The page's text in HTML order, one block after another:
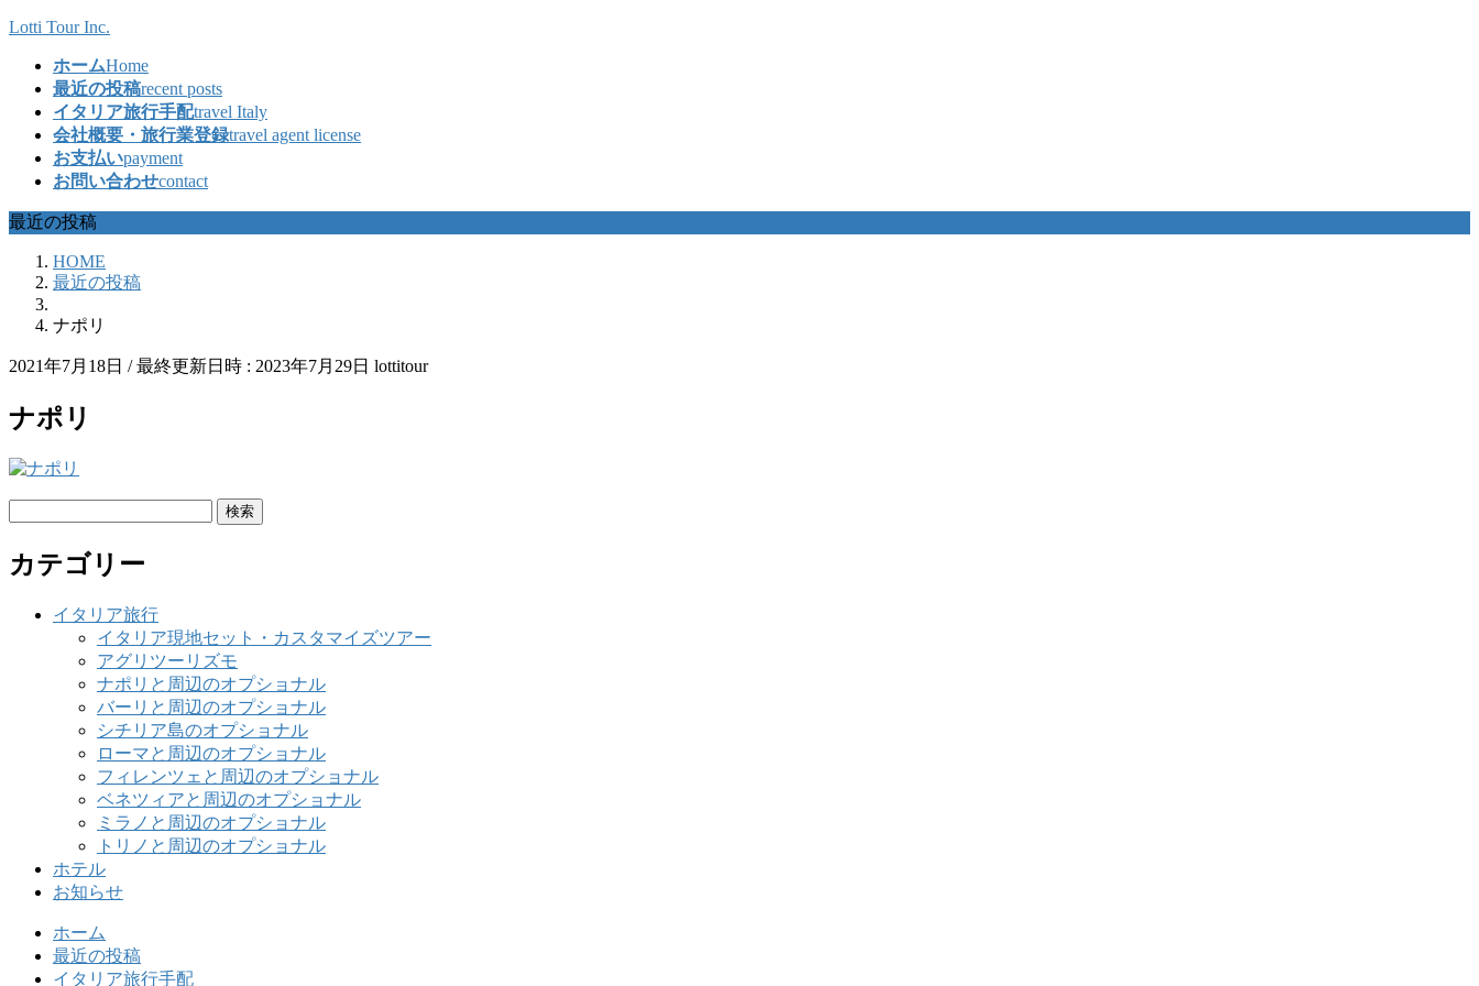
コ
ッ
プ
ナ
移
動
Lotti Tour Inc.
ホームHome
最近の投稿recent posts
イタリア旅行手配travel Italy
会社概要・旅行業登録travel agent license
お支払いpayment
お問い合わせcontact
最近の投稿
HOME
最近の投稿
ナポリ
2021年7月18日 / 最終更新日時 : 2023年7月29日 lottitour
ナポリ
カテゴリー
イタリア旅行
イタリア現地セット・カスタマイズツアー
アグリツーリズモ
ナポリと周辺のオプショナル
バーリと周辺のオプショナル
シチリア島のオプショナル
ローマと周辺のオプショナル
フィレンツェと周辺のオプショナル
ベネツィアと周辺のオプショナル
ミラノと周辺のオプショナル
トリノと周辺のオプショナル
ホテル
お知らせ
ホーム
最近の投稿
イタリア旅行手配